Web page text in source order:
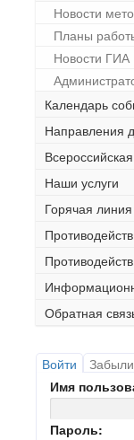
Новости
Планы
Новости ГИА
Календарь
Направления
Наши услуги
Горячая линия
Обратная
Войти
Имя
Пароль: